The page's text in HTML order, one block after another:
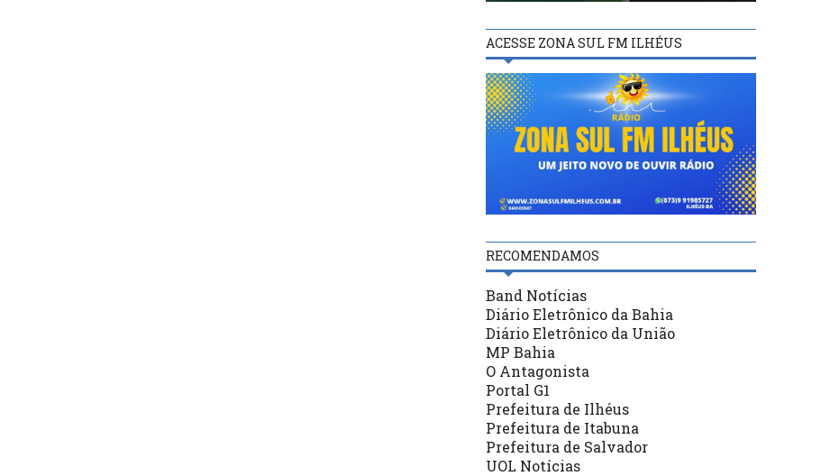
ACESSE ZONA SUL FM ILHÉUS
RECOMENDAMOS
Band Notícias
Diário Eletrônico da Bahia
Diário Eletrônico da União
MP Bahia
O Antagonista
Portal G1
Prefeitura de Ilhéus
Prefeitura de Itabuna
Prefeitura de Salvador
UOL Notícias